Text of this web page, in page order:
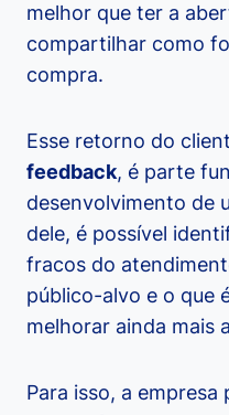
melhor que ter a
compartilhar como
compra.
Esse retorno do
feedback, é parte
desenvolvimento de
dele, é possível
fracos do
público-alvo e o que
melhorar ainda mais
Para isso, a